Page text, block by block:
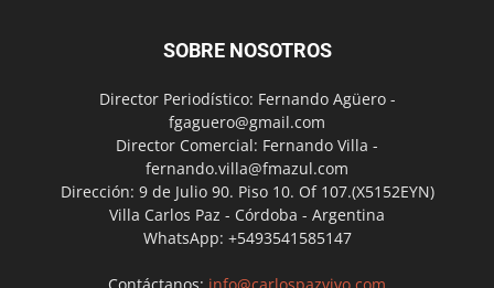
SOBRE NOSOTROS
Director Periodístico: Fernando Agüero -
fgaguero@gmail.com
Director Comercial: Fernando Villa -
fernando.villa@fmazul.com
Dirección: 9 de Julio 90. Piso 10. Of 107.(X5152EYN)
Villa Carlos Paz - Córdoba - Argentina
WhatsApp: +5493541585147
Contáctanos: info@carlospazvivo.com